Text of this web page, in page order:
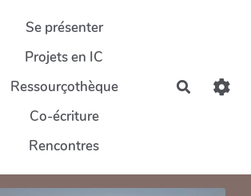
principal
Se présenter
Projets en IC
Ressourçothèque
Co-écriture
Rencontres